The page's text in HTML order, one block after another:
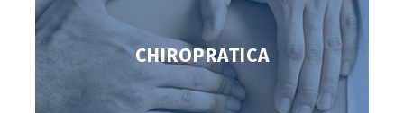
CHIROPRATICA